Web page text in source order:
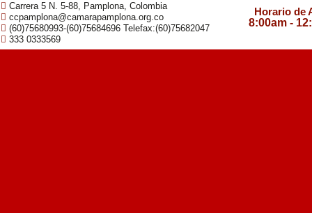
Carrera 5 N. 5-88, Pamplona, Colombia
ccpamplona@camarapamplona.org.co
(60)75680993-(60)75684696 Telefax:(60)75682047
333 0333569
Horario de
8:00am -